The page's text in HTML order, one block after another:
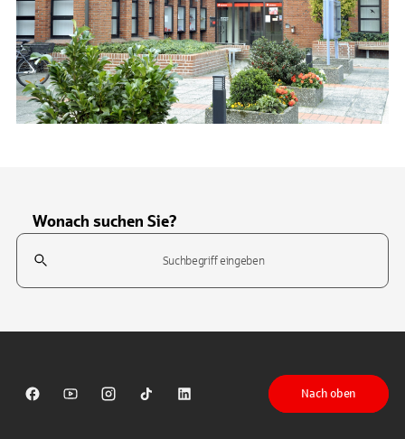
Wonach suchen Sie?
Suchfeld
Sparkasse auf Facebook
Sparkasse auf Youtube
Sparkasse auf Instagram
Sparkasse auf TikTok
Sparkasse auf LinkedIn
Nach oben